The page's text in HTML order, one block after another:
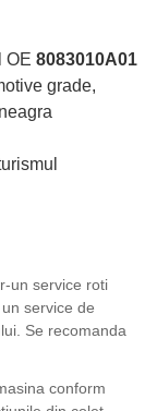
OE 8083010A01
grade,
un service roti
service de
Se recomanda
conform